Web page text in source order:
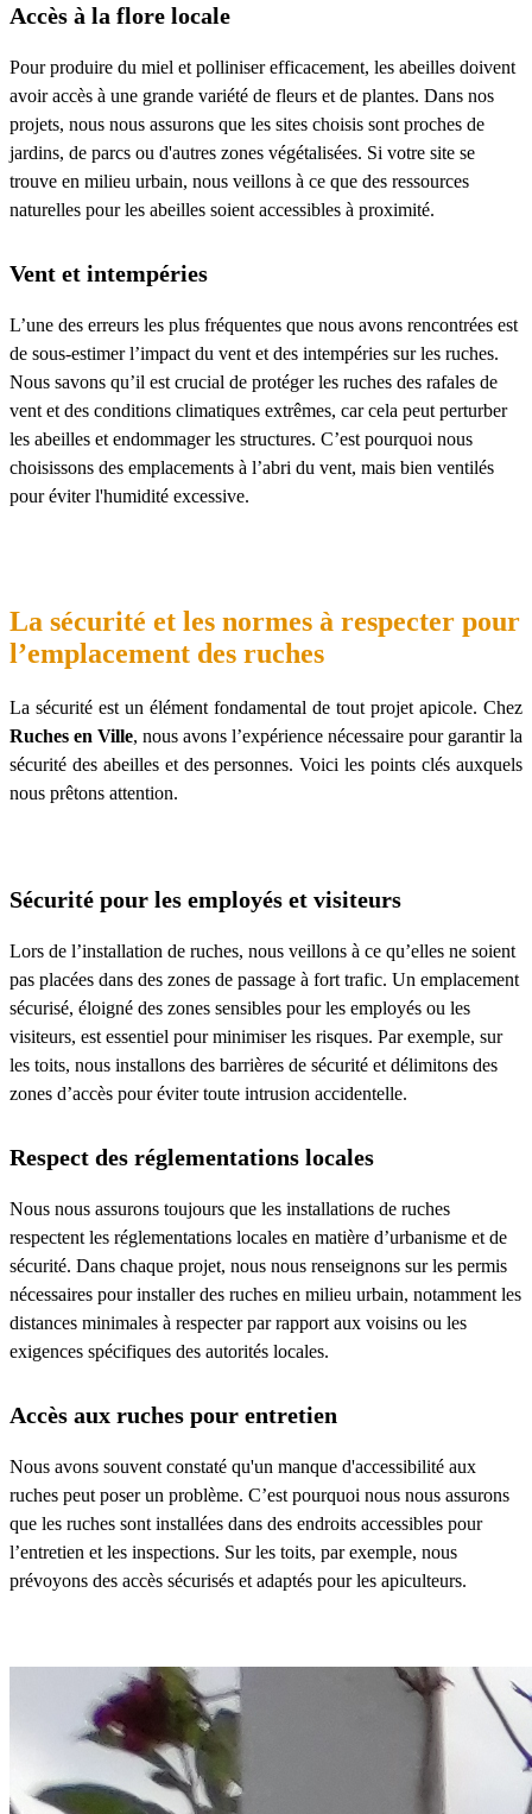
Accès à la flore locale
Pour produire du miel et polliniser efficacement, les abeilles doivent
avoir accès à une grande variété de fleurs et de plantes. Dans nos
projets, nous nous assurons que les sites choisis sont proches de
jardins, de parcs ou d'autres zones végétalisées. Si votre site se
trouve en milieu urbain, nous veillons à ce que des ressources
naturelles pour les abeilles soient accessibles à proximité.
Vent et intempéries
L’une des erreurs les plus fréquentes que nous avons rencontrées est
de sous-estimer l’impact du vent et des intempéries sur les ruches.
Nous savons qu’il est crucial de protéger les ruches des rafales de
vent et des conditions climatiques extrêmes, car cela peut perturber
les abeilles et endommager les structures. C’est pourquoi nous
choisissons des emplacements à l’abri du vent, mais bien ventilés
pour éviter l'humidité excessive.
La sécurité et les normes à respecter pour
l’emplacement des ruches
La sécurité est un élément fondamental de tout projet apicole. Chez
Ruches en Ville, nous avons l’expérience nécessaire pour garantir la
sécurité des abeilles et des personnes. Voici les points clés auxquels
nous prêtons attention.
Sécurité pour les employés et visiteurs
Lors de l’installation de ruches, nous veillons à ce qu’elles ne soient
pas placées dans des zones de passage à fort trafic. Un emplacement
sécurisé, éloigné des zones sensibles pour les employés ou les
visiteurs, est essentiel pour minimiser les risques. Par exemple, sur
les toits, nous installons des barrières de sécurité et délimitons des
zones d’accès pour éviter toute intrusion accidentelle.
Respect des réglementations locales
Nous nous assurons toujours que les installations de ruches
respectent les réglementations locales en matière d’urbanisme et de
sécurité. Dans chaque projet, nous nous renseignons sur les permis
nécessaires pour installer des ruches en milieu urbain, notamment les
distances minimales à respecter par rapport aux voisins ou les
exigences spécifiques des autorités locales.
Accès aux ruches pour entretien
Nous avons souvent constaté qu'un manque d'accessibilité aux
ruches peut poser un problème. C’est pourquoi nous nous assurons
que les ruches sont installées dans des endroits accessibles pour
l’entretien et les inspections. Sur les toits, par exemple, nous
prévoyons des accès sécurisés et adaptés pour les apiculteurs.